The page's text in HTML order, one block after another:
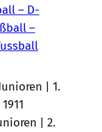
– D-
–
| 1.
| 2.